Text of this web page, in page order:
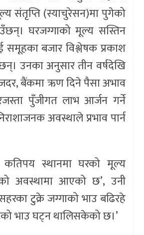
संतृप्ति (स्याचुरेसन)मा पुगेको
घरजग्गाको मूल्य सस्तिन
बजार विश्लेषक प्रकाश
उनका अनुसार तीन वर्षदेखि
बैंकमा ऋण दिने पैसा अभाव
पुँजीगत लाभ आर्जन गर्ने
अवस्थाले प्रभाव पार्न
कतिपय स्थानमा घरको मूल्य
अवस्थामा आएको छ’, उनी
सहरका टुक्रे जग्गाको भाउ बढिरहे
भाउ घट्न थालिसकेको छ।’